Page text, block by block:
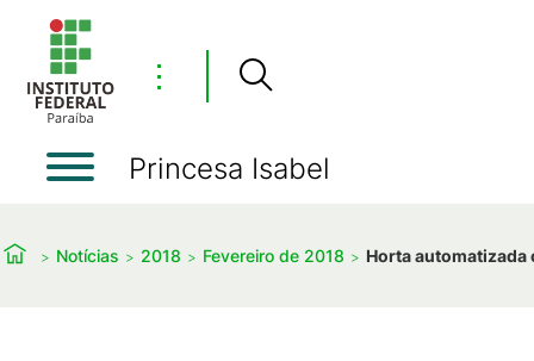
⋮
Princesa Isabel
Notícias 2018 Fevereiro de 2018 Horta automatizada